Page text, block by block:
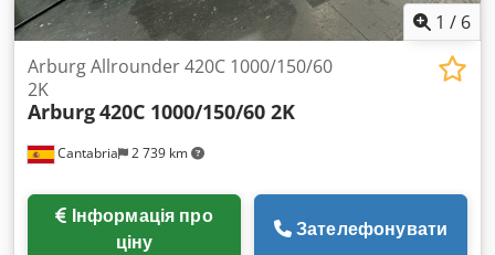
1 / 6
Cantabria 2 739 km
Arburg Allrounder 420C 1000/150/60
2K
Arburg420C 1000/150/60 2K
ціну
Зателефонувати